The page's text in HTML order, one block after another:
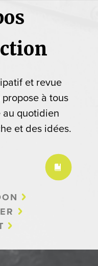
et revue
à tous
au quotidien
et des idées.